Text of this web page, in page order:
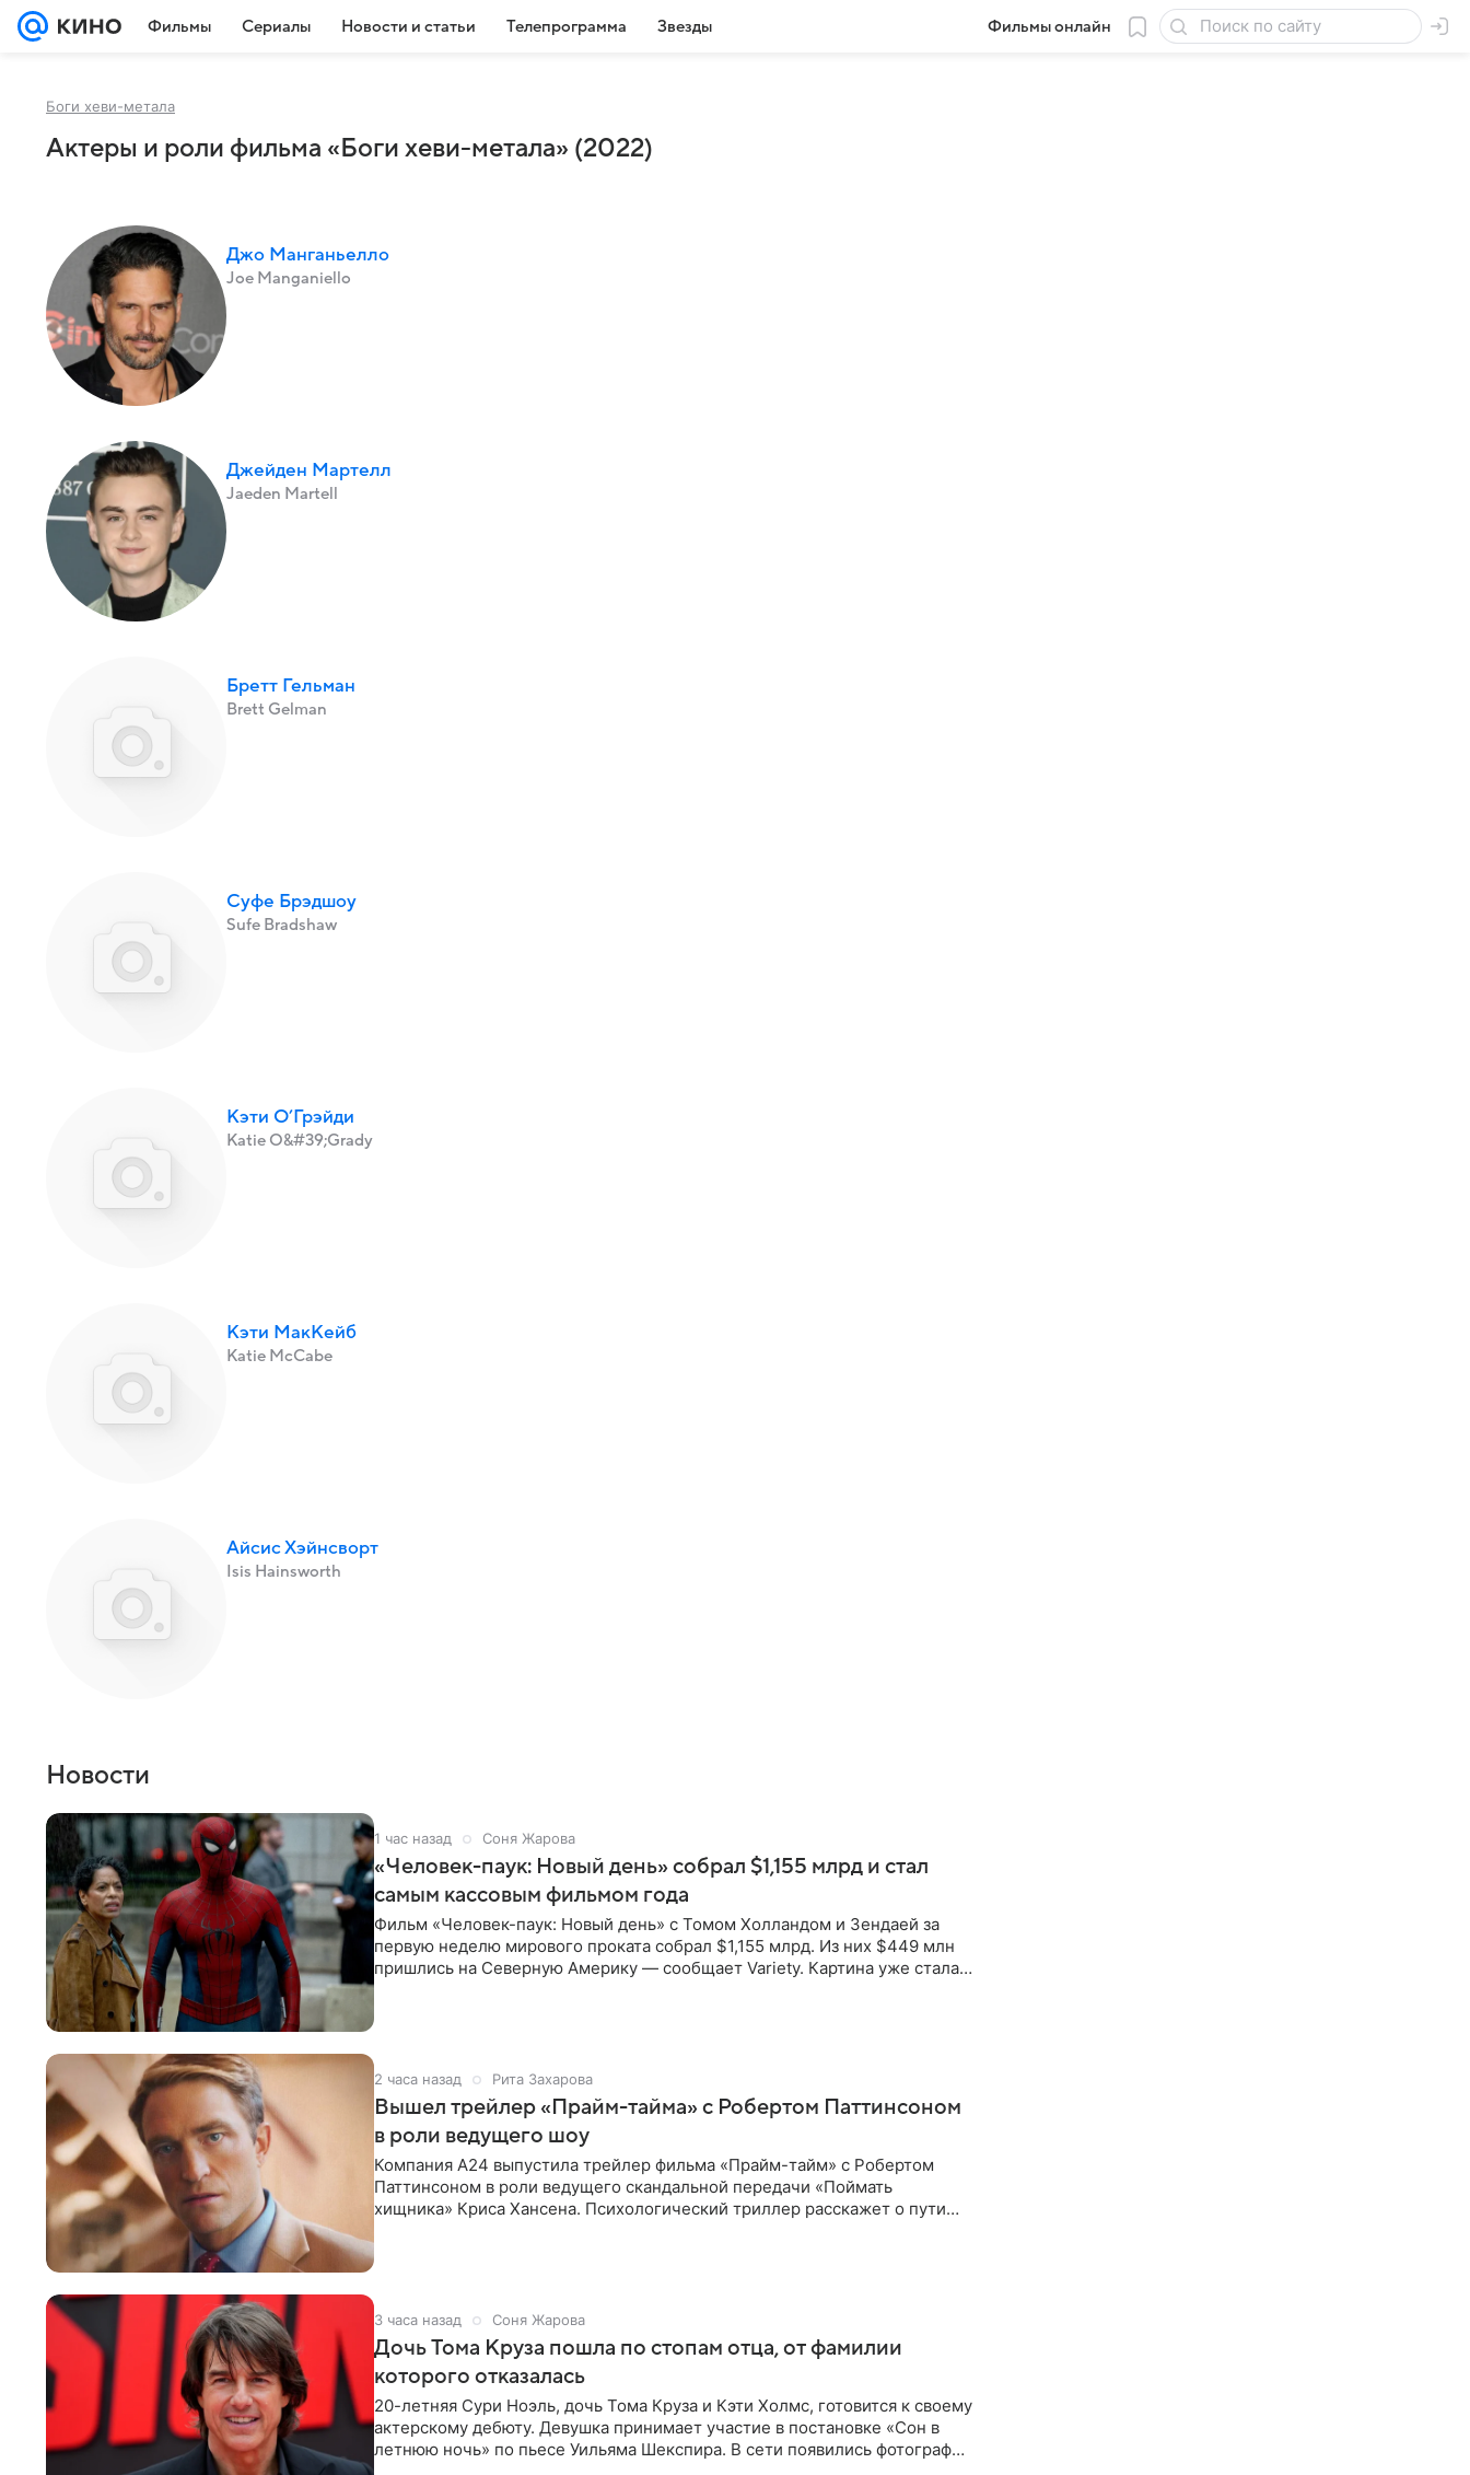
Фильмы Сериалы Новости и статьи Телепрограмма Звезды Фильмы онлайн
Боги хеви-метала
Актеры и роли фильма «Боги хеви-метала» (2022)
Джо Манганьелло
Joe Manganiello
Джейден Мартелл
Jaeden Martell
Бретт Гельман
Brett Gelman
Суфе Брэдшоу
Sufe Bradshaw
Кэти О’Грэйди
Katie O&#39;Grady
Кэти МакКейб
Katie McCabe
Айсис Хэйнсворт
Isis Hainsworth
Новости
1 час назад Соня Жарова
«Человек-паук: Новый день» собрал $1,155 млрд и стал
самым кассовым фильмом года
Фильм «Человек-паук: Новый день» с Томом Холландом и Зендаей за
первую неделю мирового проката собрал $1,155 млрд. Из них $449 млн
пришлись на Северную Америку — сообщает Variety. Картина уже стала
2 часа назад Рита Захарова
Вышел трейлер «Прайм-тайма» с Робертом Паттинсоном
в роли ведущего шоу
Компания A24 выпустила трейлер фильма «Прайм-тайм» с Робертом
Паттинсоном в роли ведущего скандальной передачи «Поймать
хищника» Криса Хансена. Психологический триллер расскажет о пути
3 часа назад Соня Жарова
Дочь Тома Круза пошла по стопам отца, от фамилии
которого отказалась
20-летняя Сури Ноэль, дочь Тома Круза и Кэти Холмс, готовится к своему
актерскому дебюту. Девушка принимает участие в постановке «Сон в
летнюю ночь» по пьесе Уильяма Шекспира. В сети появились фотографии